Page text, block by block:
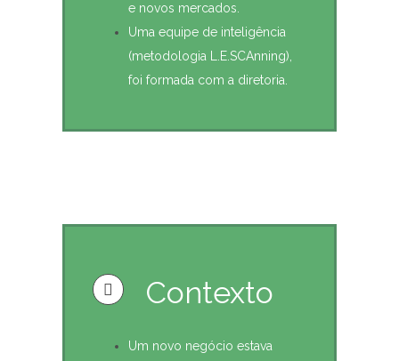
e novos mercados.
Uma equipe de inteligência
(metodologia L.E.SCAnning),
foi formada com a diretoria.
Contexto
Um novo negócio estava